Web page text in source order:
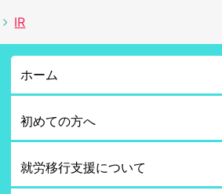
IR
ホーム
初めての方へ
就労移行支援について